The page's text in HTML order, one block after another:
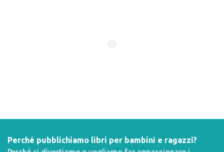
Perché pubblichiamo libri per bambini e ragazzi?